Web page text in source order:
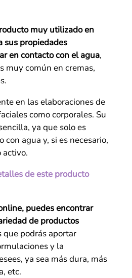
muy utilizado en
sus propiedades
en contacto con el agua,
muy común en cremas,
en las elaboraciones de
como corporales. Su
ya que solo es
con agua y, si es necesario,
de este producto
puedes encontrar
de productos
que podrás aportar
y la
ya sea más dura, más
etc.